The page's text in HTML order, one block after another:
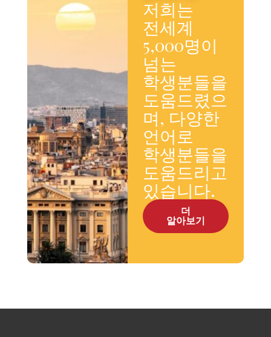
저희는
전세계
5,000명이
넘는
학생분들을
도움드렸으
며, 다양한
언어로
학생분들을
도움드리고
있습니다.
더
알아보기